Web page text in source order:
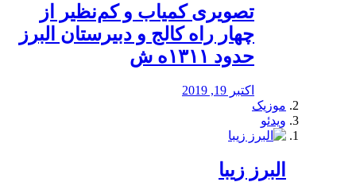
️تصویری کمیاب و کم‌نظیر از
چهار راه كالج و دبيرستان البرز
حدود ۱۳۱۱ه ش
اکتبر 19, 2019
موزیک
ویدئو
البرز زیبا